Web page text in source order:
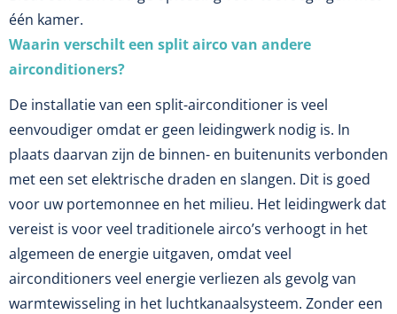
één kamer.
Waarin verschilt een split airco van andere
airconditioners?
De installatie van een split-airconditioner is veel
eenvoudiger omdat er geen leidingwerk nodig is. In
plaats daarvan zijn de binnen- en buitenunits verbonden
met een set elektrische draden en slangen. Dit is goed
voor uw portemonnee en het milieu. Het leidingwerk dat
vereist is voor veel traditionele airco’s verhoogt in het
algemeen de energie uitgaven, omdat veel
airconditioners veel energie verliezen als gevolg van
warmtewisseling in het luchtkanaalsysteem. Zonder een